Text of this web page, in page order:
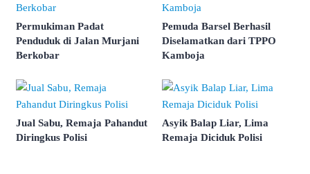
Permukiman Padat
Penduduk di Jalan Murjani
Berkobar
Pemuda Barsel Berhasil
Diselamatkan dari TPPO
Kamboja
Jual Sabu, Remaja Pahandut
Diringkus Polisi
Asyik Balap Liar, Lima
Remaja Diciduk Polisi